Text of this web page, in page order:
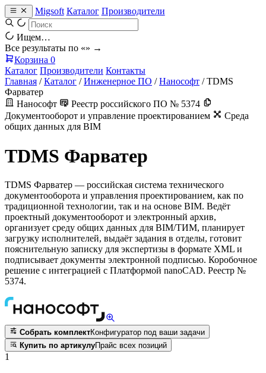
Migsoft Каталог Производители
Ищем…
Все результаты по «» →
Корзина 0
Каталог Производители Контакты
Главная / Каталог / Инженерное ПО / Нанософт / TDMS
Фарватер
Нанософт
Реестр российского ПО № 5374
Документооборот и управление проектированием
Среда
общих данных для BIM
TDMS Фарватер
TDMS Фарватер — российская система технического
документооборота и управления проектированием, как по
традиционной технологии, так и на основе BIM. Ведёт
проектный документооборот и электронный архив,
организует среду общих данных для BIM/ТИМ, планирует
загрузку исполнителей, выдаёт задания в отделы, готовит
пояснительную записку для экспертизы в формате XML и
подписывает документы электронной подписью. Коробочное
решение с интеграцией с Платформой nanoCAD. Реестр №
5374.
Собрать комплектКонфигуратор под ваши задачи
Купить по артикулуПрайс всех позиций
1